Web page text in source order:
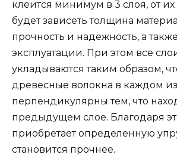
клеится минимум в 3 слоя, от их
будет зависеть толщина
прочность и надежность, а
эксплуатации. При этом все
укладываются таким образом,
древесные волокна в каждом
перпендикулярны тем, что
предыдущем слое. Благодаря
приобретает определенную
становится прочнее.